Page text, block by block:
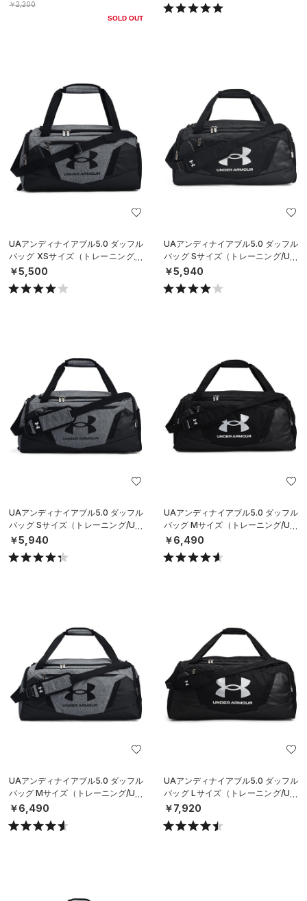
￥2,200
SOLD OUT
UAアンディナイアブル5.0 ダッフル
バッグ XSサイズ（トレーニング/U
NISEX）
￥5,500
UAアンディナイアブル5.0 ダッフル
バッグ Sサイズ（トレーニング/UNI
SEX）
￥5,940
UAアンディナイアブル5.0 ダッフル
バッグ Sサイズ（トレーニング/UNI
SEX）
￥5,940
UAアンディナイアブル5.0 ダッフル
バッグ Mサイズ（トレーニング/UNI
SEX）
￥6,490
UAアンディナイアブル5.0 ダッフル
バッグ Mサイズ（トレーニング/UNI
SEX）
￥6,490
UAアンディナイアブル5.0 ダッフル
バッグ Lサイズ（トレーニング/UNI
SEX）
￥7,920